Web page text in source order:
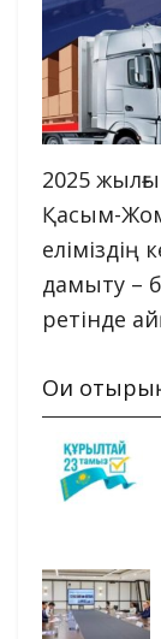
2025
Қасым-
еліміздің
дамыту –
ретінде
Оқи